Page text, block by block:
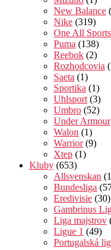
New Balance
Nike (319)
One All Sports
Puma (138)
Reebok (2)
Rozhodcovia
Saeta (1)
Sportika (1)
Uhlsport (3)
Umbro (52)
Under Armour
Walon (1)
Warrior(9)
Xtep (1)
Kluby (653)
Allsvenskan
Bundesliga
Eredivisie (30)
Gambrinus
Liga majstrov
Ligue 1 (49)
Portugalská